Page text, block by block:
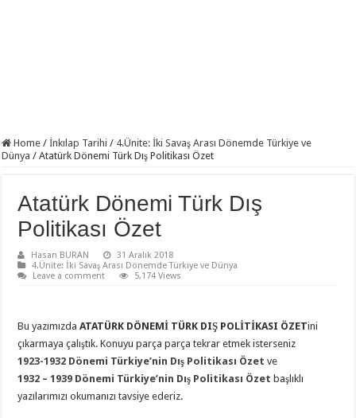
Sancağa Çıkma Usulü (Sancak Sistemi) Nedir?
11. Sınıf Tarih 2. Dönem 1. Yazılı Klasik ve Video Çözümlü
Home / İnkılap Tarihi / 4.Ünite: İki Savaş Arası Dönemde Türkiye ve
Dünya / Atatürk Dönemi Türk Dış Politikası Özet
Atatürk Dönemi Türk Dış
Politikası Özet
Hasan BURAN
31 Aralık 2018
4.Ünite: İki Savaş Arası Dönemde Türkiye ve Dünya
Leave a comment
5,174 Views
Bu yazımızdaATATÜRK DÖNEMİ TÜRK DIŞ POLİTİKASI ÖZETini
çıkarmaya çalıştık. Konuyu parça parça tekrar etmek isterseniz
1923-1932 Dönemi Türkiye’nin Dış Politikası Özet ve
1932 – 1939 Dönemi Türkiye’nin Dış Politikası Özet başlıklı
yazılarımızı okumanızı tavsiye ederiz.